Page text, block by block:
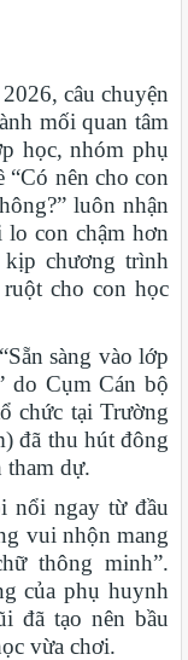
câu chuyện
mối quan tâm
học, nhóm phụ
“Có nên cho con
luôn nhận
con chậm hơn
chương trình
cho con học
sàng vào lớp
do Cụm Cán bộ
chức tại Trường
đã thu hút đông
tham dự.
nổi ngay từ đầu
vui nhộn mang
thông minh”.
của phụ huynh
đã tạo nên bầu
vừa chơi.